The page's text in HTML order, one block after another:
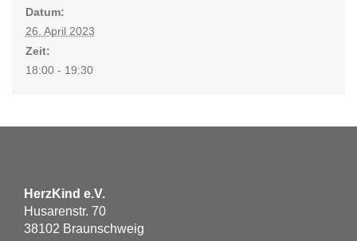
Datum:
26. April 2023
Zeit:
18:00 - 19:30
HerzKind e.V.
Husarenstr. 70
38102 Braunschweig